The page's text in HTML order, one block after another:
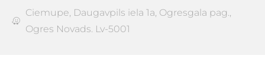
Ciemupe, Daugavpils iela 1a, Ogresgala pag.,
Ogres Novads. Lv-5001